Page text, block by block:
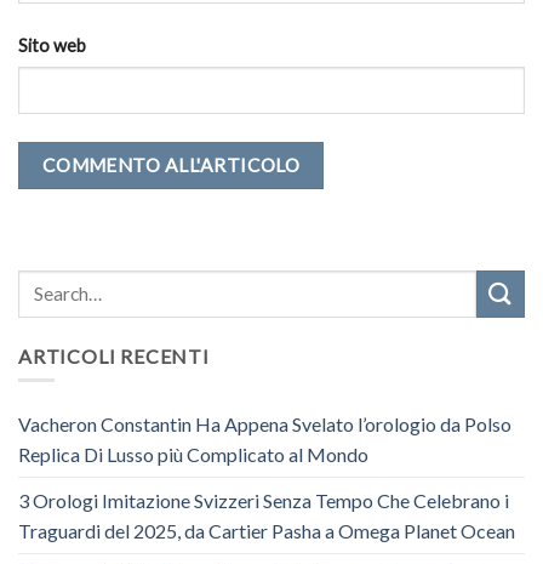
Sito web
ARTICOLI RECENTI
Vacheron Constantin Ha Appena Svelato l’orologio da Polso
Replica Di Lusso più Complicato al Mondo
3 Orologi Imitazione Svizzeri Senza Tempo Che Celebrano i
Traguardi del 2025, da Cartier Pasha a Omega Planet Ocean